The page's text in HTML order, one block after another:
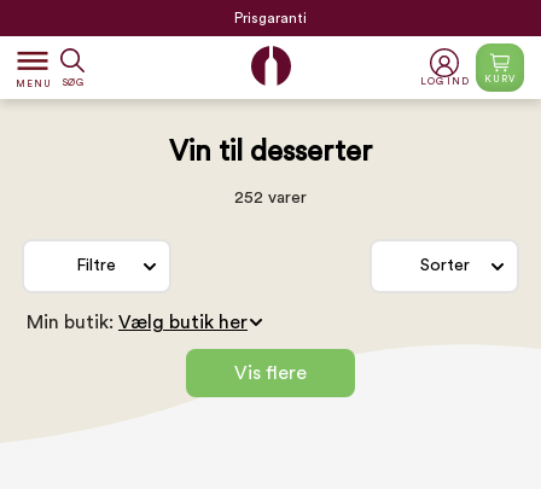
Prisgaranti
dehaze
MENU SØG LOG IND KURV
Vin til desserter
252 varer
Filtre Sorter
Min butik:
Vis flere